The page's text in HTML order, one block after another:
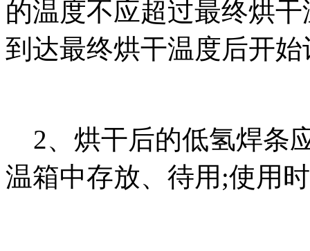
的温度不应超过最终烘
到达最终烘干温度后开始
2、烘干后的低氢焊条
温箱中存放、待用;使用